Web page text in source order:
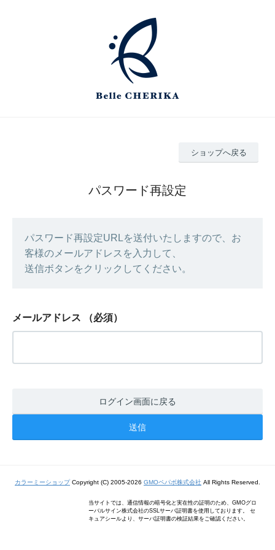
ショップへ戻る
パスワード再設定
パスワード再設定URLを送付いたしますので、お
客様のメールアドレスを入力して、
送信ボタンをクリックしてください。
メールアドレス （必須）
ログイン画面に戻る
カラーミーショップCopyright (C) 2005-2026 GMOペパボ株式会社 All Rights Reserved.
当サイトでは、通信情報の暗号化と実在性の証明のため、GMOグロ
ーバルサイン株式会社のSSLサーバ証明書を使用しております。 セ
キュアシールより、サーバ証明書の検証結果をご確認ください。